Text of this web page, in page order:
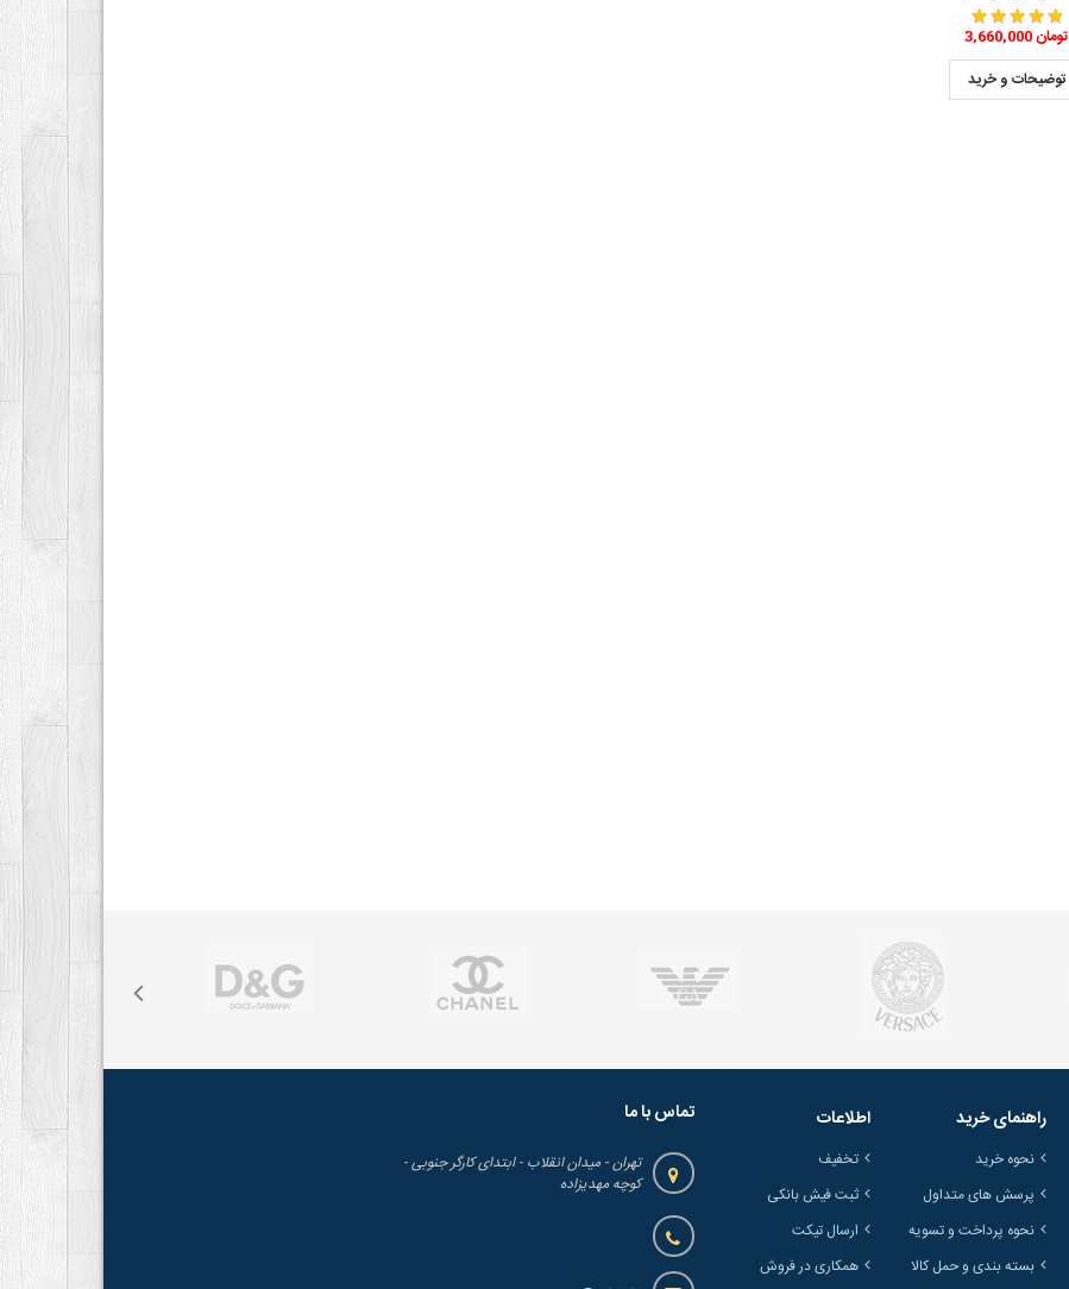
3,660,000 تومان
توضیحات و خرید
راهنمای خرید
نحوه خرید
پرسش های متداول
نحوه پرداخت و تسویه
بسته بندی و حمل کالا
اطلاعات
تخفیف
ثبت فیش بانکی
ارسال تیکت
همکاری در فروش
تماس با ما
تهران - میدان انقلاب - ابتدای کارگر جنوبی -
کوچه مهدیزاده